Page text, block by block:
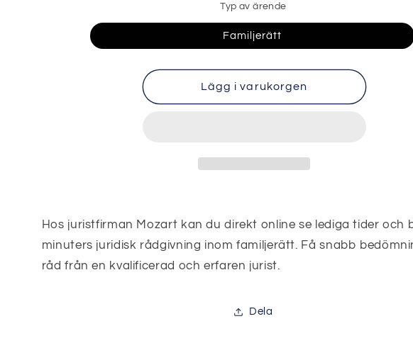
Typ av ärende
Familjerätt
Lägg i varukorgen
Hos juristfirman Mozart kan du direkt online se lediga tider och
minuters juridisk rådgivning inom familjerätt. Få snabb
råd från en kvalificerad och erfaren jurist.
Dela